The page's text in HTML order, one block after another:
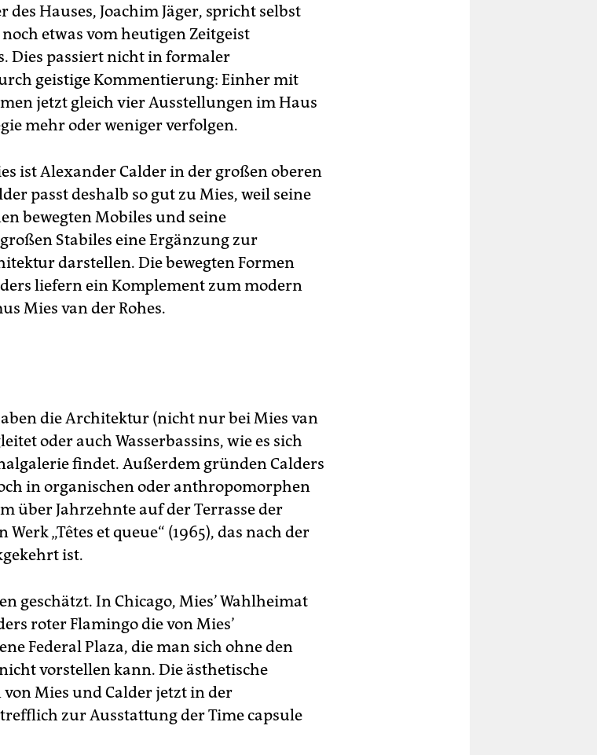
Hauses, Joachim Jäger, spricht selbst
noch etwas vom heutigen Zeitgeist
Dies passiert nicht in formaler
geistige Kommentierung: Einher mit
jetzt gleich vier Ausstellungen im Haus
mehr oder weniger verfolgen.
ist Alexander Calder in der großen oberen
passt deshalb so gut zu Mies, weil seine
bewegten Mobiles und seine
Stabiles eine Ergänzung zur
darstellen. Die bewegten Formen
liefern ein Komplement zum modern
Mies van der Rohes.
die Architektur (nicht nur bei Mies van
oder auch Wasserbassins, wie es sich
findet. Außerdem gründen Calders
in organischen oder anthropomorphen
über Jahrzehnte auf der Terrasse der
„Têtes et queue“ (1965), das nach der
ist.
geschätzt. In Chicago, Mies’ Wahlheimat
roter Flamingo die von Mies’
Federal Plaza, die man sich ohne den
vorstellen kann. Die ästhetische
Mies und Calder jetzt in der
zur Ausstattung der Time capsule